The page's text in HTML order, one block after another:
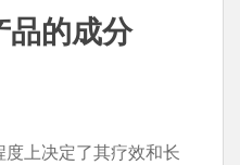
品的成分
上决定了其疗效和长